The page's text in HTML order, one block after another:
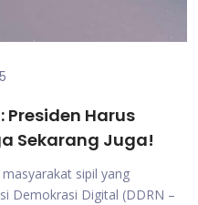
Presiden Harus
Sekarang Juga!
sipil yang
Demokrasi Digital (DDRN –